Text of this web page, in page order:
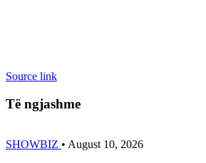
Source link
Të ngjashme
SHOWBIZ • August 10, 2026